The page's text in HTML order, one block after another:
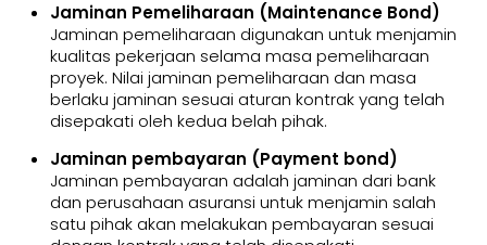
Jaminan Pemeliharaan (Maintenance Bond)
Jaminan pemeliharaan digunakan untuk menjamin
kualitas pekerjaan selama masa pemeliharaan
proyek. Nilai jaminan pemeliharaan dan masa
berlaku jaminan sesuai aturan kontrak yang telah
disepakati oleh kedua belah pihak.
Jaminan pembayaran (Payment bond)
Jaminan pembayaran adalah jaminan dari bank
dan perusahaan asuransi untuk menjamin salah
satu pihak akan melakukan pembayaran sesuai